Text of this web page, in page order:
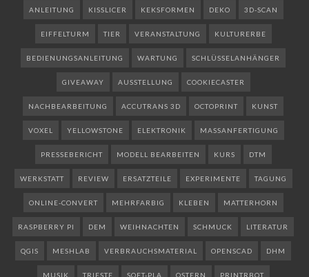
ANLEITUNG KISSLICER KEKSFORMEN DEKO 3D-SCAN
EIFFELTURM TIER VERANSTALTUNG KULTURERBE
BEDIENUNGSANLEITUNG WARTUNG SCHLÜSSELANHÄNGER
GIVEAWAY AUSSTELLUNG COOKIECASTER
NACHBEARBEITUNG ACCUTRANS 3D OCTOPRINT KUNST
VOXEL YELLOWSTONE ELEKTRONIK MASSANFERTIGUNG
PRESSEBERICHT MODELL BEARBEITEN KURS DTM
WERKSTATT REVIEW ERSATZTEILE EXPERIMENTE TAGUNG
ONLINE-CONVERT MEHRFARBIG KLEBEN MATTERHORN
RASPBERRY PI DEM WEIHNACHTEN SCHMUCK LITERATUR
QGIS MESHLAB VERBRAUCHSMATERIAL OPENSCAD DHM
MUSIK TRIESTE SOFT-PLA OSTERN PRINTRBOT